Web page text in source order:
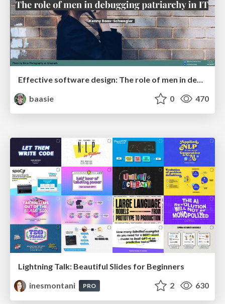
Effective software design: The role of men in debugging patriarchy in IT @ Voxxed Days AMS
baasie
0 470
Lightning Talk: Beautiful Slides for Beginners
inesmontani
PRO 2 630